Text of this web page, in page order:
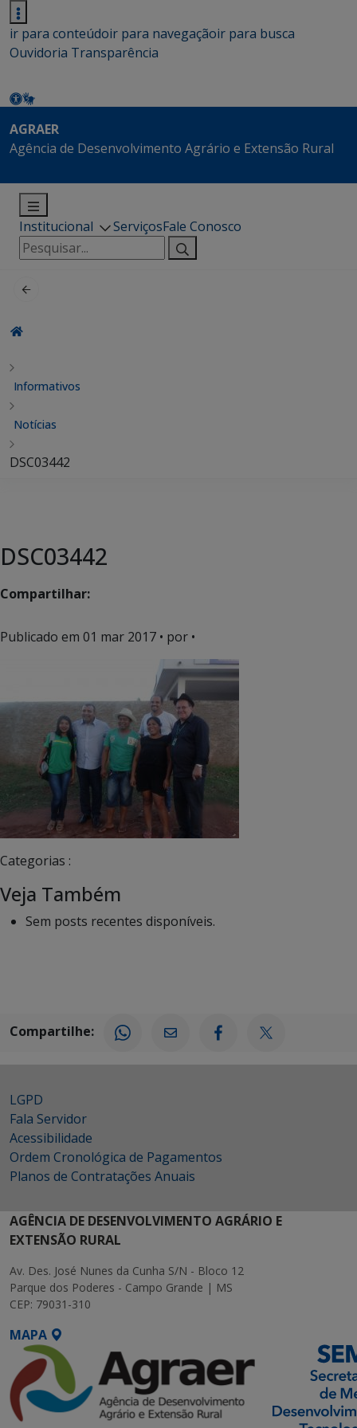
ir para conteúdoir para navegaçãoir para busca
Ouvidoria Transparência
AGRAER
Agência de Desenvolvimento Agrário e Extensão Rural
Institucional ServiçosFale Conosco
Pesquisar
por:
Informativos
Notícias
DSC03442
DSC03442
Compartilhar:
Publicado em 01 mar 2017 • por •
Categorias :
Veja Também
Sem posts recentes disponíveis.
Compartilhe:
LGPD
Fala Servidor
Acessibilidade
Ordem Cronológica de Pagamentos
Planos de Contratações Anuais
AGÊNCIA DE DESENVOLVIMENTO AGRÁRIO E
EXTENSÃO RURAL
Av. Des. José Nunes da Cunha S/N - Bloco 12
Parque dos Poderes - Campo Grande | MS
CEP: 79031-310
MAPA